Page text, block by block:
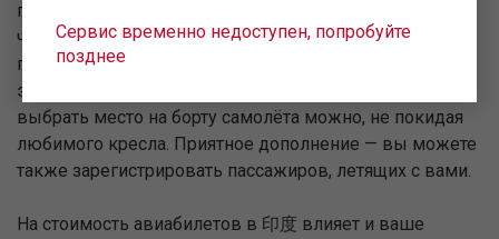
пассажиров доступна услуга онлайн-регистрации,
чтобы вы могли получить посадочный талон ещё до
приезда в аэропорт. Удобное решение для тех, кто
экономит время в пути. Зарегистрироваться на рейс и
выбрать место на борту самолёта можно, не покидая
любимого кресла. Приятное дополнение — вы можете
также зарегистрировать пассажиров, летящих с вами.
На стоимость авиабилетов в 印度 влияет и ваше
Сервис временно недоступен, попробуйте
позднее